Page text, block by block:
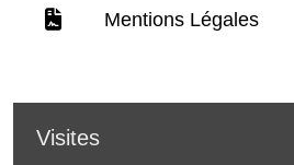
Mentions Légales
Visites